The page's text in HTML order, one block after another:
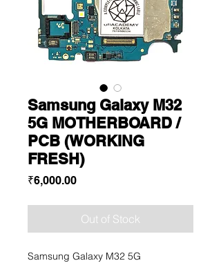
Samsung Galaxy M32
5G MOTHERBOARD /
PCB (WORKING
FRESH)
₹6,000.00Price
Out of Stock
Samsung Galaxy M32 5G